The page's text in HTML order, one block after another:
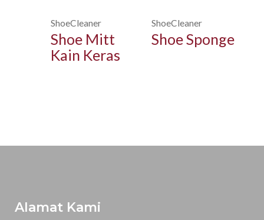
ShoeCleaner
Shoe Mitt
Kain Keras
ShoeCleaner
Shoe Sponge
Alamat Kami